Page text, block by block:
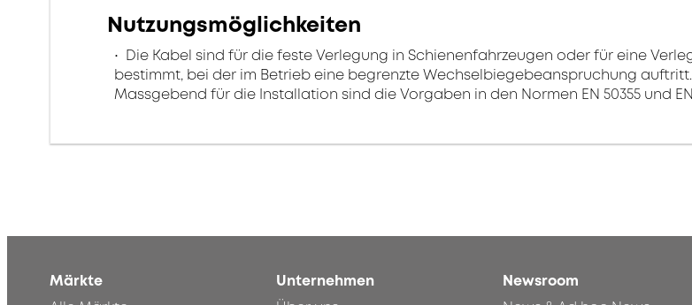
Nutzungsmöglichkeiten
Die Kabel sind für die feste Verlegung in Schienenfahrzeugen oder für eine
bestimmt, bei der im Betrieb eine begrenzte Wechselbiegebeanspruchung auftritt.
Massgebend für die Installation sind die Vorgaben in den Normen EN 50355 und EN
Märkte
Unternehmen
Newsroom